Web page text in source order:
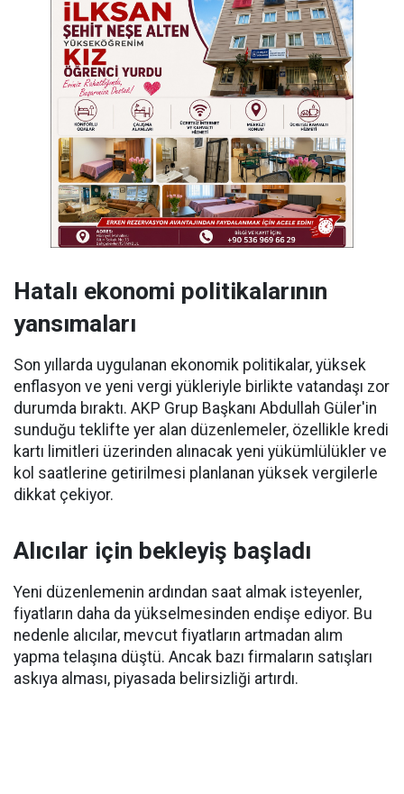
Hatalı ekonomi politikalarının
yansımaları
Son yıllarda uygulanan ekonomik politikalar, yüksek
enflasyon ve yeni vergi yükleriyle birlikte vatandaşı zor
durumda bıraktı. AKP Grup Başkanı Abdullah Güler'in
sunduğu teklifte yer alan düzenlemeler, özellikle kredi
kartı limitleri üzerinden alınacak yeni yükümlülükler ve
kol saatlerine getirilmesi planlanan yüksek vergilerle
dikkat çekiyor.
Alıcılar için bekleyiş başladı
Yeni düzenlemenin ardından saat almak isteyenler,
fiyatların daha da yükselmesinden endişe ediyor. Bu
nedenle alıcılar, mevcut fiyatların artmadan alım
yapma telaşına düştü. Ancak bazı firmaların satışları
askıya alması, piyasada belirsizliği artırdı.